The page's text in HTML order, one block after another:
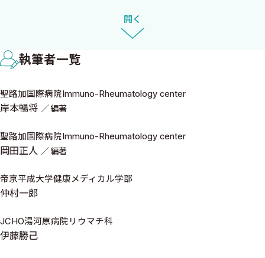
らくこれは氷山の一角で，実際は世界的にみても約100人に1人の
Common diseaseであり，プライマリ・ケアで日常よく遭遇する
疾患となっている．その一方で，わが国ではリウマチ膠原病専門医
ているリウマチ膠原病のみを専門とした臨床医の数も少ない．
リウマチ膠原病専門医，さらには一般臨床医をはじめ研修医も
ウマチおよび脊椎関節炎を「エビデンス」と「実臨床では」とい
う切り口でできる限りわかりやすく解説した本書を2011年に出版し
生物学的製剤も加わり，新しい治療ガイドラインや推奨のUpdate
が発表された．さらには関節超音波検査など新たなエビデンスや
臨床応用が日常診療で広がっている．このような状況を踏まえ，
今回の改定では，リウマチ診療をより身近なものとして捉えてい
4．リウマトイド因子・抗CCP抗体に頼りすぎないこ
5．関節MRIを活用しよう
6．2005年早期RA診断基準を理解しておくこと
8．問題点を踏まえたうえで，2010年分類基準を使ってみ
よう！
B．活動性モニター（画像も含めて）
2．治療戦略
2．合併症
3．Treating RA To Target （T2T）〜日常診療での治療効果
4．2008年ACRおよび2013年EULARの治療推奨updateにつ
いて
開く
執筆者一覧
聖路加国際病院Immuno-Rheumatology center
岸本暢将 編著
聖路加国際病院Immuno-Rheumatology center
岡田正人 編著
帝京平成大学健康メディカル学部
仲村一郎
JCHO湯河原病院リウマチ科
伊藤勝己